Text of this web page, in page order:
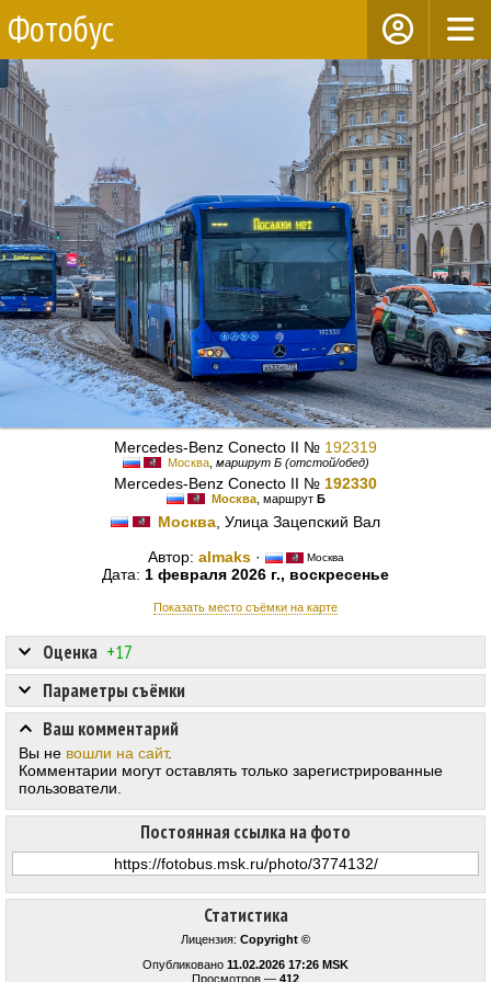
Фотобус
Mercedes-Benz Conecto II № 192319
Москва, маршрут Б (отстой/обед)
Mercedes-Benz Conecto II № 192330
Москва, маршрут Б
Москва , Улица Зацепский Вал
Автор: almaks· Москва
Дата: 1 февраля 2026 г., воскресенье
Показать место съёмки на карте
Статистика
Лицензия: Copyright ©
Опубликовано 11.02.2026 17:26 MSK
Просмотров — 412
Оценка +17
Постоянная ссылка на фото
Параметры съёмки
Ваш комментарий
Вы не вошли на сайт.
Комментарии могут оставлять только зарегистрированные
пользователи.